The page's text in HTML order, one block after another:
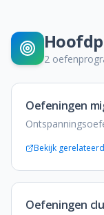
2
Oefeningen
Bekijk
Oefeningen